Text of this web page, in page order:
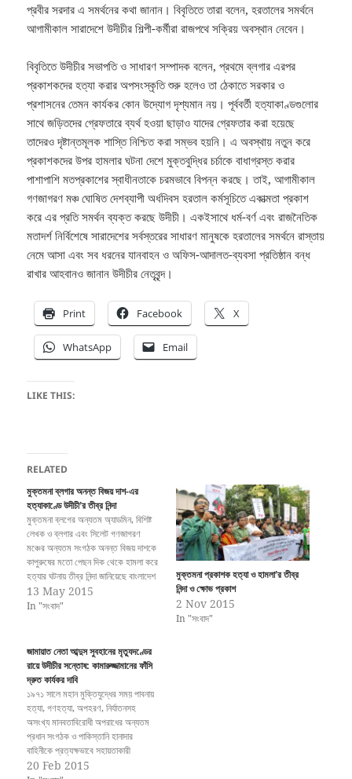
প্রবীর সরদার এ সমর্থনের কথা জানান। বিবৃতিতে তারা বলেন, হরতালের সমর্থনে
আগামীকাল সারাদেশে উদীচীর শিল্পী-কর্মীরা রাজপথে সক্রিয় অবস্থান নেবেন।
বিবৃতিতে উদীচীর সভাপতি ও সাধারণ সম্পাদক বলেন, প্রথমে ব্লগার এরপর
প্রকাশকদের হত্যা করার অপসংস্কৃতি শুরু হলেও তা ঠেকাতে সরকার ও
প্রশাসনের তেমন কার্যকর কোন উদ্যোগ দৃশ্যমান নয়। পূর্ববর্তী হত্যাকাণ্ডগুলোর
সাথে জড়িতদের গ্রেফতারে ব্যর্থ হওয়া ছাড়াও যাদের গ্রেফতার করা হয়েছে
তাদেরও দৃষ্টান্তমূলক শাস্তি নিশ্চিত করা সম্ভব হয়নি। এ অবস্থায় নতুন করে
প্রকাশকদের উপর হামলার ঘটনা দেশে মুক্তবুদ্ধির চর্চাকে বাধাগ্রস্ত করার
পাশাপাশি মতপ্রকাশের স্বাধীনতাকে চরমভাবে বিপন্ন করছে। তাই, আগামীকাল
গণজাগরণ মঞ্চ ঘোষিত দেশব্যাপী অর্ধদিবস হরতাল কর্মসূচিতে একাত্মতা প্রকাশ
করে এর প্রতি সমর্থন ব্যক্ত করছে উদীচী। একইসাথে ধর্ম-বর্ণ এবং রাজনৈতিক
মতাদর্শ নির্বিশেষে সারাদেশের সর্বস্তরের সাধারণ মানুষকে হরতালের সমর্থনে রাস্তায়
নেমে আসা এবং সব ধরনের যানবাহন ও অফিস-আদালত-ব্যবসা প্রতিষ্ঠান বন্ধ
রাখার আহবানও জানান উদীচীর নেতৃবৃন্দ।
Print Facebook X
WhatsApp Email
LIKE THIS:
RELATED
মুক্তমনা ব্লগার অনন্ত বিজয় দাশ-এর
হত্যাকাণ্ডে উদীচী’র তীব্র নিন্দা
মুক্তমনা ব্লগের অন্যতম অ্যাডমিন, বিশিষ্ট
লেখক ও ব্লগার এবং সিলেট গণজাগরণ
মঞ্চের অন্যতম সংগঠক অনন্ত বিজয় দাশকে
কাপুরুষের মতো পেছন দিক থেকে হামলা করে
হত্যার ঘটনায় তীব্র নিন্দা জানিয়েছে বাংলাদেশ
উদীচী শিল্পীগোষ্ঠী। এক বার্তায় উদীচীর কেন্দ্রীয়
সভাপতি কামাল লোহানী ও সাধারণ সম্পাদক
13 May 2015
In "সংবাদ"
মুক্তমনা প্রকাশক হত্যা ও হামলা’র তীব্র
নিন্দা ও ক্ষোভ প্রকাশ
2 Nov 2015
In "সংবাদ"
জামায়াত নেতা আব্দুস সুবহানের মৃত্যুদণ্ডের
রায়ে উদীচীর সন্তোষ: কামারুজ্জামানের ফাঁসি
দ্রুত কার্যকর দাবি
১৯৭১ সালে মহান মুক্তিযুদ্ধের সময় পাবনায়
হত্যা, গণহত্যা, অপহরণ, নির্যাতনসহ
অসংখ্য মানবতাবিরোধী অপরাধের অন্যতম
প্রধান সংগঠক ও পাকিস্তানি হানাদার
বাহিনীকে প্রত্যক্ষভাবে সহায়তাকারী
জামায়াতের সিনিয়র নায়েবে আমির আব্দুস
20 Feb 2015